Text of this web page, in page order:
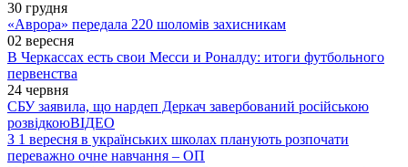
30 грудня
«Аврора» передала 220 шоломів захисникам
02 вересня
В Черкассах есть свои Месси и Роналду: итоги футбольного
первенства
24 червня
СБУ заявила, що нардеп Деркач завербований російською
розвідкоюВІДЕО
З 1 вересня в українських школах планують розпочати
переважно очне навчання – ОП